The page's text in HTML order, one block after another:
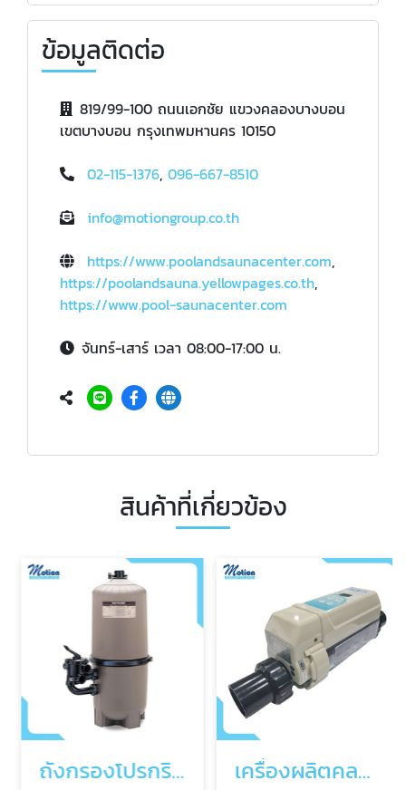
ข้อมูลติดต่อ
819/99-100 ถนนเอกชัย แขวงคลองบางบอน
เขตบางบอน กรุงเทพมหานคร 10150
02-115-1376, 096-667-8510
info@motiongroup.co.th
https://www.poolandsaunacenter.com,
https://poolandsauna.yellowpages.co.th,
https://www.pool-saunacenter.com
จันทร์-เสาร์ เวลา 08:00-17:00 น.
สินค้าที่เกี่ยวข้อง
ถังกรองโปรกริดสระว่ายน้ำ เครื่องผลิตคลอรีนจากเกลือ